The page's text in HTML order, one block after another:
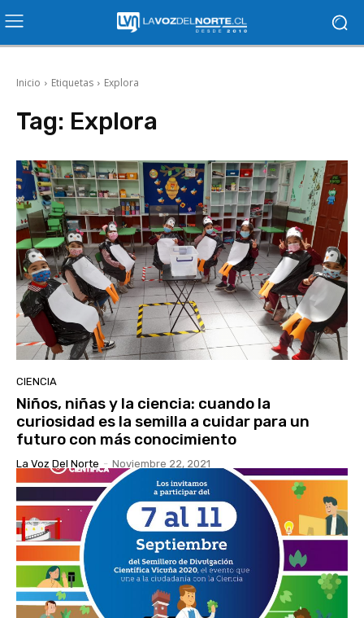
Inicio Etiquetas Explora
Tag: Explora
CIENCIA
Niños, niñas y la ciencia: cuando la
curiosidad es la semilla a cuidar para un
futuro con más conocimiento
La Voz Del Norte - Noviembre 22, 2021